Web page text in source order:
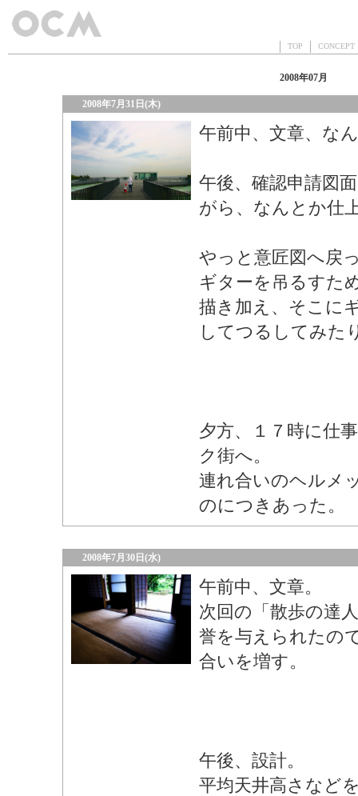
TOP
2008年07月
2008年7月31日(木)
午前中、文章、な
午後、確認申請図
がら、なんとか仕
やっと意匠図へ戻
ギターを吊るすた
描き加え、そこに
してつるしてみた
夕方、１７時に仕
ク街へ。
連れ合いのヘルメ
のにつきあった。
2008年7月30日(水)
午前中、文章。
次回の「散歩の達
誉を与えられたの
合いを増す。
午後、設計。
平均天井高さなど